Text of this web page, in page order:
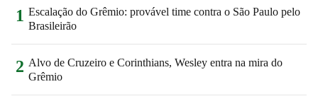
1 Escalação do Grêmio: provável time contra o São Paulo pelo
Brasileirão
2 Alvo de Cruzeiro e Corinthians, Wesley entra na mira do
Grêmio